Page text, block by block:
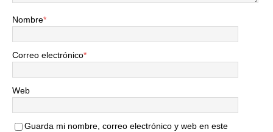
Nombre*
Correo electrónico*
Web
Guarda mi nombre, correo electrónico y web en este